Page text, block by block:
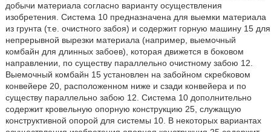
добычи материала согласно варианту осуществления
изобретения. Система 10 предназначена для выемки материала
из грунта (т.е. очистного забоя) и содержит горную машину 15 для
непрерывной вырезки материала (например, выемочный
комбайн для длинных забоев), которая движется в боковом
направлении, по существу параллельно очистному забою 12.
Выемочный комбайн 15 установлен на забойном скребковом
конвейере 20, расположенном ниже и сзади конвейера и по
существу параллельно забою 12. Система 10 дополнительно
содержит кровельную опорную конструкцию 25, служащую
конструктивной опорой для системы 10. В некоторых вариантах